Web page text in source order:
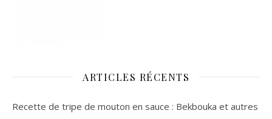
ARTICLES RÉCENTS
Recette de tripe de mouton en sauce : Bekbouka et autres